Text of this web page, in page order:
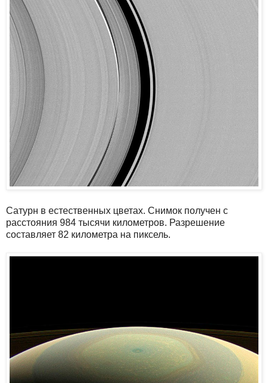
Сатурн в естественных цветах. Снимок получен с
расстояния 984 тысячи километров. Разрешение
составляет 82 километра на пиксель.